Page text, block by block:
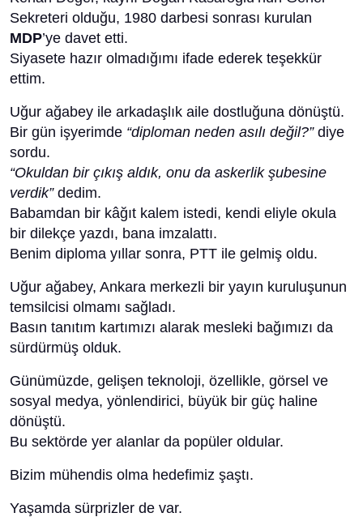
Sekreteri olduğu, 1980 darbesi sonrası kurulan
MDP’ye davet etti.
Siyasete hazır olmadığımı ifade ederek teşekkür
ettim.
Uğur ağabey ile arkadaşlık aile dostluğuna dönüştü.
Bir gün işyerimde “diploman neden asılı değil?” diye
sordu.
“Okuldan bir çıkış aldık, onu da askerlik şubesine
verdik”dedim.
Babamdan bir kâğıt kalem istedi, kendi eliyle okula
bir dilekçe yazdı, bana imzalattı.
Benim diploma yıllar sonra, PTT ile gelmiş oldu.
Uğur ağabey, Ankara merkezli bir yayın kuruluşunun
temsilcisi olmamı sağladı.
Basın tanıtım kartımızı alarak mesleki bağımızı da
sürdürmüş olduk.
Günümüzde, gelişen teknoloji, özellikle, görsel ve
sosyal medya, yönlendirici, büyük bir güç haline
dönüştü.
Bu sektörde yer alanlar da popüler oldular.
Bizim mühendis olma hedefimiz şaştı.
Yaşamda sürprizler de var.